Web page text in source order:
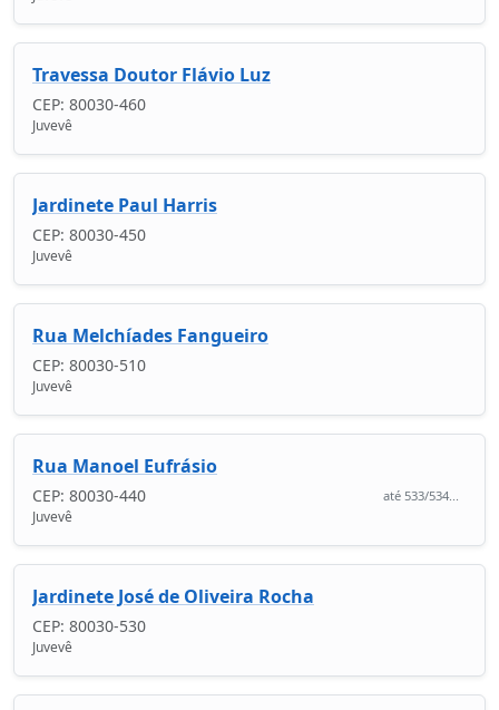
Travessa Doutor Flávio Luz
CEP: 80030-460
Juvevê
Jardinete Paul Harris
CEP: 80030-450
Juvevê
Rua Melchíades Fangueiro
CEP: 80030-510
Juvevê
Rua Manoel Eufrásio
CEP: 80030-440 até 533/534...
Juvevê
Jardinete José de Oliveira Rocha
CEP: 80030-530
Juvevê